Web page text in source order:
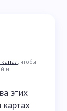
, чтобы
и
этих
картах